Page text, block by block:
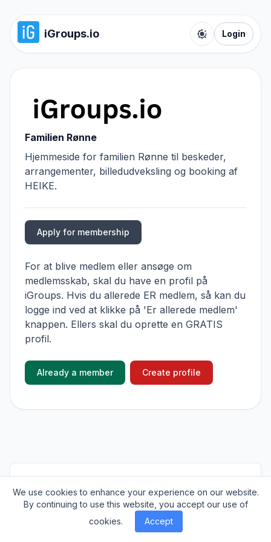
iGroups.io
Toggle color
Login
Familien Rønne
Hjemmeside for familien Rønne til beskeder,
arrangementer, billedudveksling og booking af
HEIKE.
Apply for membership
For at blive medlem eller ansøge om
medlemsskab, skal du have en profil på
iGroups. Hvis du allerede ER medlem, så kan du
logge ind ved at klikke på 'Er allerede medlem'
knappen. Ellers skal du oprette en GRATIS
profil.
Already a member Create profile
About
Cookies Privacy Contact
We use cookies to enhance your experience on our website.
By continuing to use this website, you accept our use of
cookies.
Accept